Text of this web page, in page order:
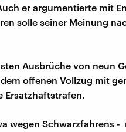
er argumentierte mit
solle seiner Meinung
Ausbrüche von neun
offenen Vollzug mit
Ersatzhaftstrafen.
wegen Schwarzfahrens